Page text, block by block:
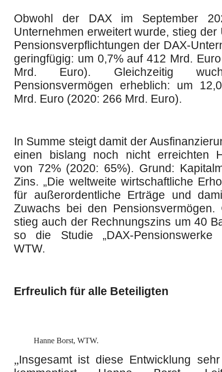
Obwohl der DAX im September
Unternehmen erweitert wurde, stieg der
Pensionsverpflichtungen der DAX-
geringfügig: um 0,7% auf 412 Mrd.
Mrd. Euro). Gleichzeitig
Pensionsvermögen erheblich: um
Mrd. Euro (2020: 266 Mrd. Euro).
In Summe steigt damit der
einen bislang noch nicht erreichten
von 72% (2020: 65%). Grund:
Zins. „Die weltweite wirtschaftliche
für außerordentliche Erträge und
Zuwachs bei den Pensionsvermögen.
stieg auch der Rechnungszins um 40
so die Studie „DAX-Pensionswerke
WTW.
Erfreulich für alle Beteiligten
Hanne Borst, WTW.
„Insgesamt ist diese Entwicklung sehr